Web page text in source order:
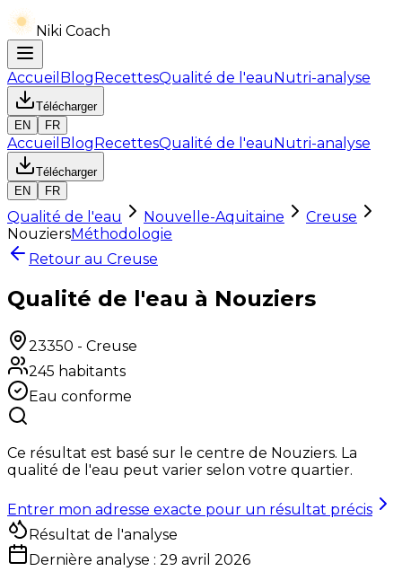
Niki Coach
Accueil BlogRecettesQualité de l'eauNutri-analyse
Télécharger
EN
FR
Accueil BlogRecettesQualité de l'eauNutri-analyse
Télécharger
EN
FR
Qualité de l'eau Nouvelle-Aquitaine
Creuse
NouziersMéthodologie
Retour au Creuse
Qualité de l'eau à Nouziers
23350 - Creuse
245 habitants
Eau conforme
Ce résultat est basé sur le centre de Nouziers. La
qualité de l'eau peut varier selon votre quartier.
Entrer mon adresse exacte pour un résultat précis
Résultat de l'analyse
Dernière analyse : 29 avril 2026